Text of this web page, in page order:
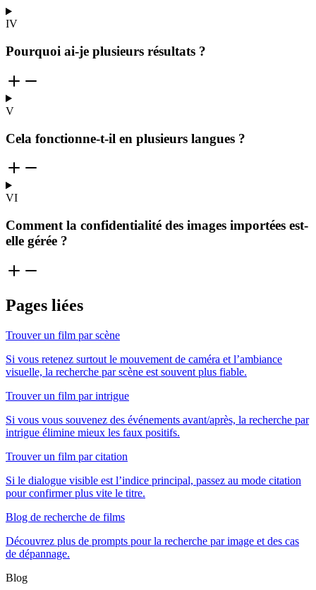
IV
Pourquoi ai-je plusieurs résultats ?
V
Cela fonctionne-t-il en plusieurs langues ?
VI
Comment la confidentialité des images importées est-
elle gérée ?
Pages liées
Trouver un film par scène
Si vous retenez surtout le mouvement de caméra et l’ambiance
visuelle, la recherche par scène est souvent plus fiable.
Trouver un film par intrigue
Si vous vous souvenez des événements avant/après, la recherche par
intrigue élimine mieux les faux positifs.
Trouver un film par citation
Si le dialogue visible est l’indice principal, passez au mode citation
pour confirmer plus vite le titre.
Blog de recherche de films
Découvrez plus de prompts pour la recherche par image et des cas
de dépannage.
Blog